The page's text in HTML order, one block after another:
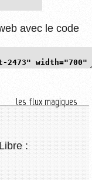
avec le code
les flux magiques
: